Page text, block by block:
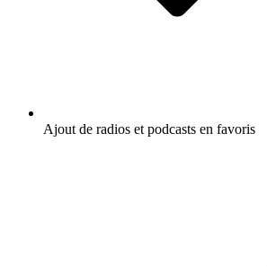
Ajout de radios et podcasts en favoris